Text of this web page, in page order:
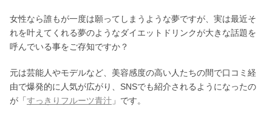
女性なら誰もが一度は願ってしまうような夢ですが、実は最近そ
れを叶えてくれる夢のようなダイエットドリンクが大きな話題を
呼んでいる事をご存知ですか？
元は芸能人やモデルなど、美容感度の高い人たちの間で口コミ経
由で爆発的に人気が広がり、SNSでも紹介されるようになったの
が「すっきりフルーツ青汁 」です。